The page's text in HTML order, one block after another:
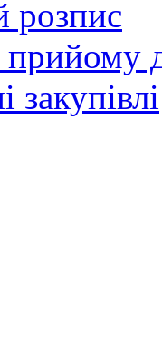
розпис
закупівлі